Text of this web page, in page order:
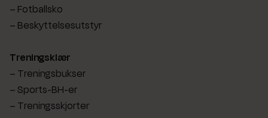
– Fotballsko
– Beskyttelsesutstyr
Treningsklær
– Treningsbukser
– Sports-BH-er
– Treningsskjorter